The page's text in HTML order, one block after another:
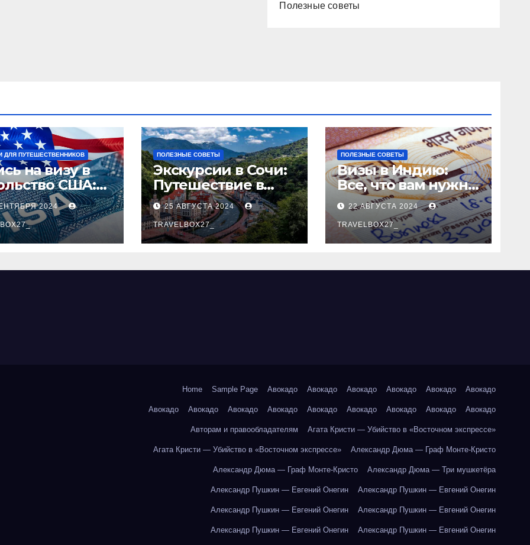
Полезные советы
ДЛЯ ПУТЕШЕСТВЕННИКОВ
на визу в
США:
2024
ПОЛЕЗНЫЕ СОВЕТЫ
Экскурсии в Сочи:
Путешествие в
сердце
Черноморского
курорта
25 АВГУСТА 2024
TRAVELBOX27_
ПОЛЕЗНЫЕ СОВЕТЫ
Визы в Индию:
Все, что вам нужно
знать
22 АВГУСТА 2024
TRAVELBOX27_
Home Sample Page Авокадо Авокадо Авокадо Авокадо Авокадо Авокадо
Авокадо Авокадо Авокадо Авокадо Авокадо Авокадо Авокадо Авокадо Авокадо
Авторам и правообладателям Агата Кристи — Убийство в «Восточном экспрессе»
Агата Кристи — Убийство в «Восточном экспрессе» Александр Дюма — Граф Монте-Кристо
Александр Дюма — Граф Монте-Кристо Александр Дюма — Три мушкетёра
Александр Пушкин — Евгений Онегин Александр Пушкин — Евгений Онегин
Александр Пушкин — Евгений Онегин Александр Пушкин — Евгений Онегин
Александр Пушкин — Евгений Онегин Александр Пушкин — Евгений Онегин